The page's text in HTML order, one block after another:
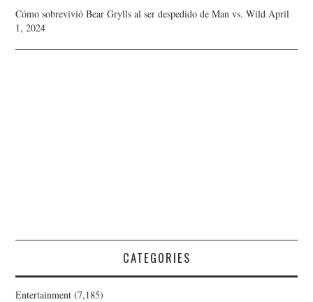
Cómo sobrevivió Bear Grylls al ser despedido de Man vs. Wild April
1, 2024
CATEGORIES
Entertainment (7,185)